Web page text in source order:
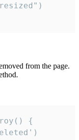
from the page.
{